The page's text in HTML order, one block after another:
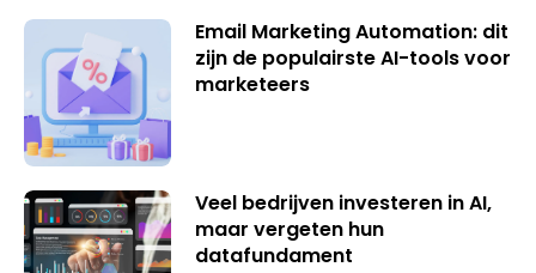
Email Marketing Automation: dit
zijn de populairste AI-tools voor
marketeers
Veel bedrijven investeren in AI,
maar vergeten hun
datafundament